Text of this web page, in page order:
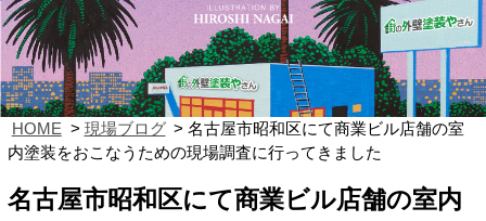
HOME 現場ブログ
名古屋市昭和区にて商業ビル店舗の室
内塗装をおこなうための現場調査に行ってきました
名古屋市昭和区にて商業ビル店舗の室内